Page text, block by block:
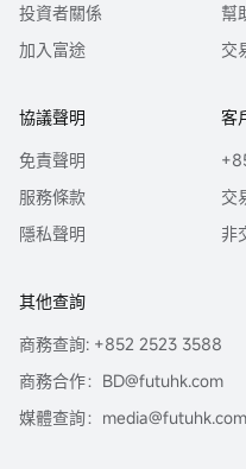
投資者關係
加入富途
幫
交
協議聲明
免責聲明
服務條款
隱私聲明
客
交
非
其他查詢
商務查詢: +852 2523 3588
商務合作：BD@futuhk.com
媒體查詢：media@futuhk.com